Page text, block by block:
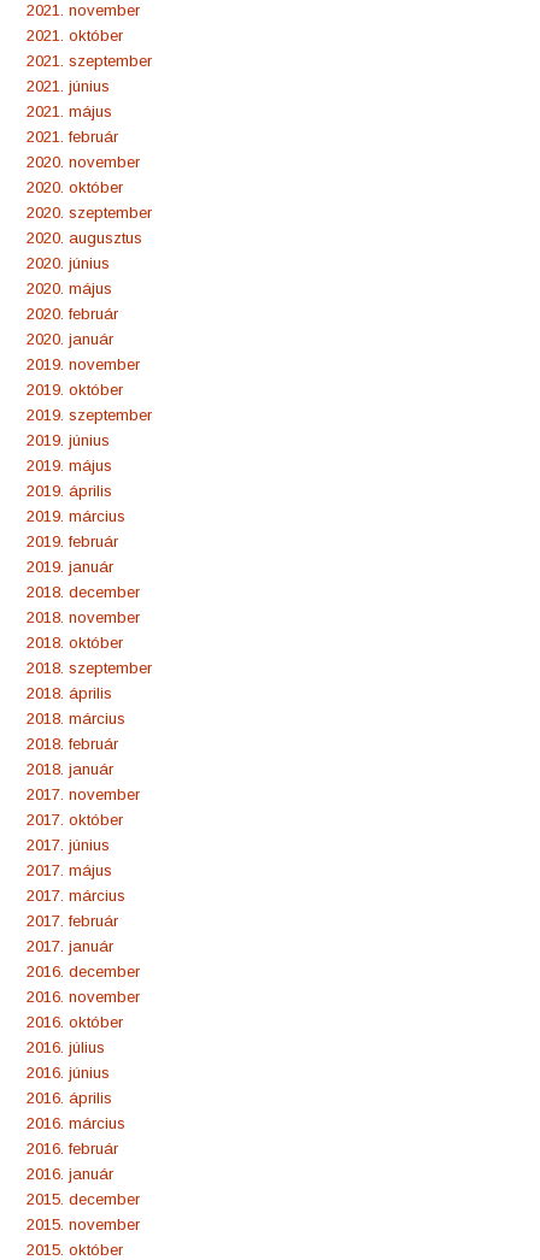
2021. november
2021. október
2021. szeptember
2021. június
2021. május
2021. február
2020. november
2020. október
2020. szeptember
2020. augusztus
2020. június
2020. május
2020. február
2020. január
2019. november
2019. október
2019. szeptember
2019. június
2019. május
2019. április
2019. március
2019. február
2019. január
2018. december
2018. november
2018. október
2018. szeptember
2018. április
2018. március
2018. február
2018. január
2017. november
2017. október
2017. június
2017. május
2017. március
2017. február
2017. január
2016. december
2016. november
2016. október
2016. július
2016. június
2016. április
2016. március
2016. február
2016. január
2015. december
2015. november
2015. október